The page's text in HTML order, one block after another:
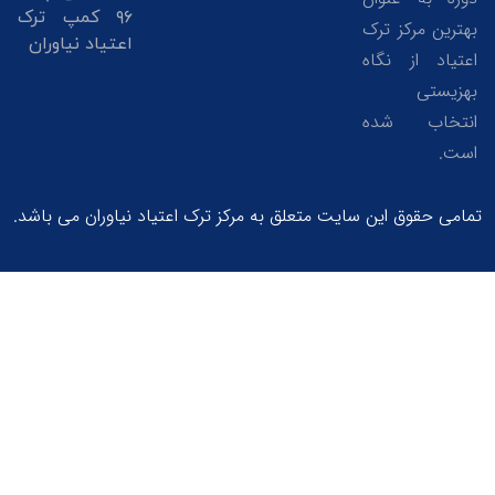
مرکز ترک
از نگاه
شده
۹۶ کمپ ترک
اعتیاد نیاوران
حقوق این سایت متعلق به مرکز ترک اعتیاد نیاوران می باشد.